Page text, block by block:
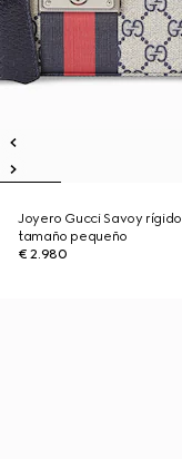
Joyero Gucci Savoy rígido
tamaño pequeño
€ 2.980